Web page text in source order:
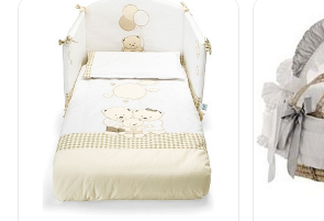
нет в продаже нет в